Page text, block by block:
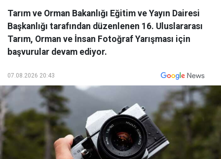
Tarım ve Orman Bakanlığı Eğitim ve Yayın Dairesi
Başkanlığı tarafından düzenlenen 16. Uluslararası
Tarım, Orman ve İnsan Fotoğraf Yarışması için
başvurular devam ediyor.
07.08.2026 20:43